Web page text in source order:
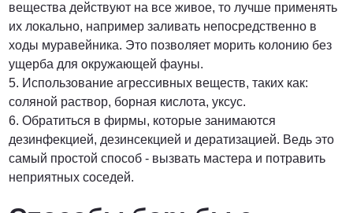
вещества действуют на все живое, то лучше применять
их локально, например заливать непосредственно в
ходы муравейника. Это позволяет морить колонию без
ущерба для окружающей фауны.
5. Использование агрессивных веществ, таких как:
соляной раствор, борная кислота, уксус.
6. Обратиться в фирмы, которые занимаются
дезинфекцией, дезинсекцией и дератизацией. Ведь это
самый простой способ - вызвать мастера и потравить
неприятных соседей.